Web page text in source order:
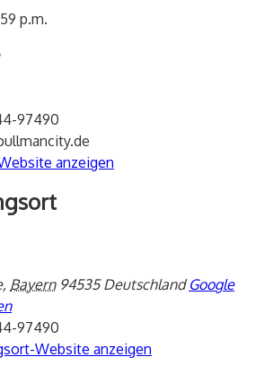
p.m.
97490
anzeigen
, Bayern 94535 Deutschland Google
97490
Website anzeigen